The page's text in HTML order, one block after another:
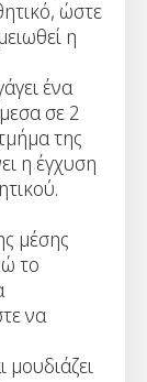
ώστε
η
ένα
σε 2
της
η έγχυση
μέσης
το
να
μουδιάζει